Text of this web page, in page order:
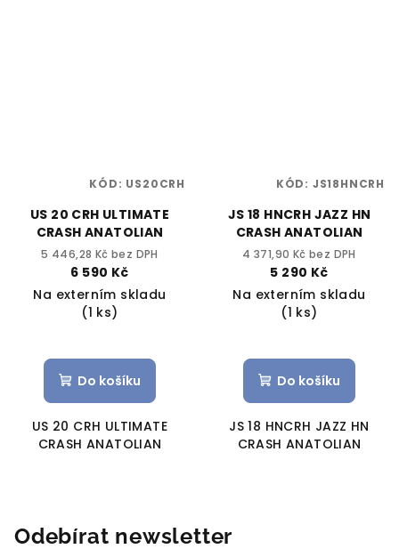
US 20 CRH ULTIMATE
CRASH ANATOLIAN
5 446,28 Kč bez DPH
6 590 Kč
Na externím skladu
(1 ks)
Do košíku
US 20 CRH ULTIMATE
CRASH ANATOLIAN
KÓD: US20CRH
JS 18 HNCRH JAZZ HN
CRASH ANATOLIAN
4 371,90 Kč bez DPH
5 290 Kč
Na externím skladu
(1 ks)
Do košíku
JS 18 HNCRH JAZZ HN
CRASH ANATOLIAN
KÓD: JS18HNCRH
Odebírat newsletter